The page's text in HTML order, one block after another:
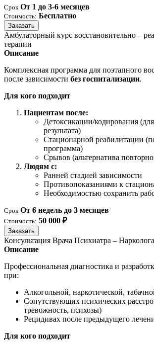
Срок От 1 до 3-6 месяцев
Стоимость: Бесплатно
Заказать
Амбулаторный курс восстановительно –
терапии
Описание
Комплексная программа для поэтапного
после зависимости без госпитализации.
Для кого подходит
Пациентам после:
Детоксикации/кодирования
результата)
Стационарной реабилитации
программа)
Срывов (альтернатива
Людям с:
Ранней стадией зависимости
Противопоказаниями к
Необходимостью сохранить
Срок От 6 недель до 3 месяцев
Стоимость: 50 000 ₽
Заказать
Консультация Врача Психиатра – Нарколога
Описание
Профессиональная диагностика и
при:
Алкогольной, наркотической,
Сопутствующих психических
тревожность, психозы)
Рецидивах после предыдущего
Для кого подходит